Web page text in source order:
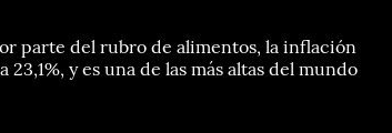
parte del rubro de alimentos, la inflación
y es una de las más altas del mundo